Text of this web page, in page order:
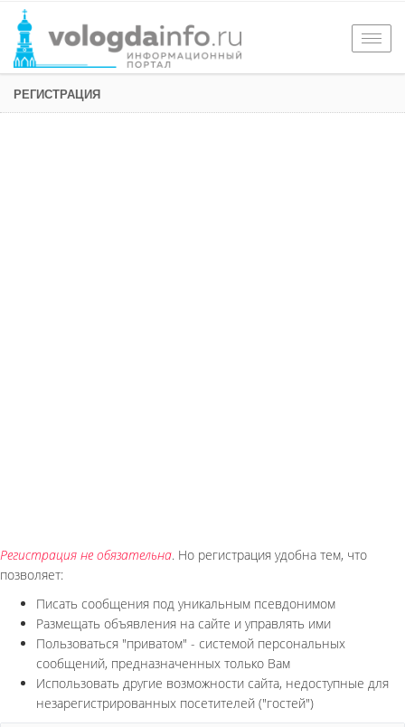
РЕГИСТРАЦИЯ
Регистрация не обязательна. Но регистрация удобна тем, что
позволяет:
Писать сообщения под уникальным псевдонимом
Размещать объявления на сайте и управлять ими
Пользоваться "приватом" - системой персональных
сообщений, предназначенных только Вам
Использовать другие возможности сайта, недоступные для
незарегистрированных посетителей ("гостей")